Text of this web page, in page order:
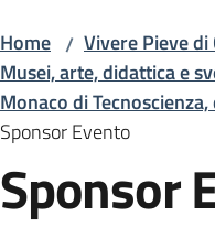
Home / Vivere Pieve di
Musei, arte, didattica e
Monaco di
Sponsor Evento
Sponsor